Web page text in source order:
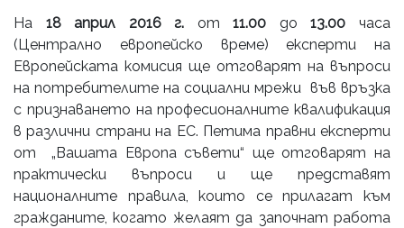
На 18 април 2016 г. от11.00 до13.00 часа
(Централно европейско време) експерти на
Европейската комисия ще отговарят на въпроси
на потребителите на социални мрежи във връзка
с признаването на професионалните квалификация
в различни страни на ЕС. Петима правни експерти
от „Вашата Европа съвети“ ще отговарят на
практически въпроси и ще представят
националните правила, които се прилагат към
гражданите, когато желаят да започнат работа